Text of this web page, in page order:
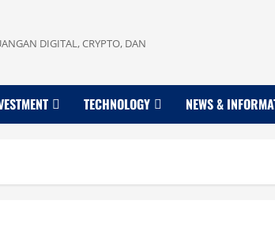
DIGITAL, CRYPTO, DAN
TECHNOLOGY NEWS &